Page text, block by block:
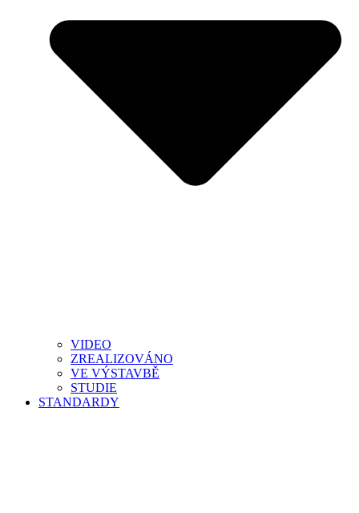
VIDEO
ZREALIZOVÁNO
VE VÝSTAVBĚ
STUDIE
STANDARDY